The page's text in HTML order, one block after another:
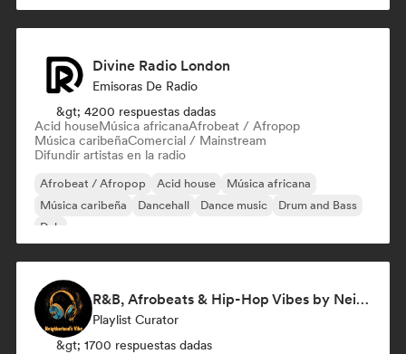
Divine Radio London
Emisoras De Radio
&gt; 4200 respuestas dadas
Acid houseMúsica africanaAfrobeat / Afropop
Música caribeñaComercial / Mainstream
Difundir artistas en la radio
Afrobeat / Afropop Acid house
Música africana
Música caribeña
Dancehall Dance music
Drum and Bass
Dub
R&B, Afrobeats & Hip-Hop Vibes by Neighborhood's Vibe
Playlist Curator
&gt; 1700 respuestas dadas